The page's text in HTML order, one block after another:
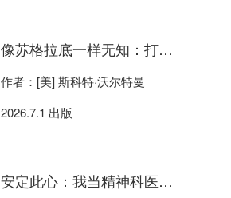
像苏格拉底一样无知：打不倒的活法
作者：[美] 斯科特·沃尔特曼
2026.7.1 出版
安定此心：我当精神科医生的12000天